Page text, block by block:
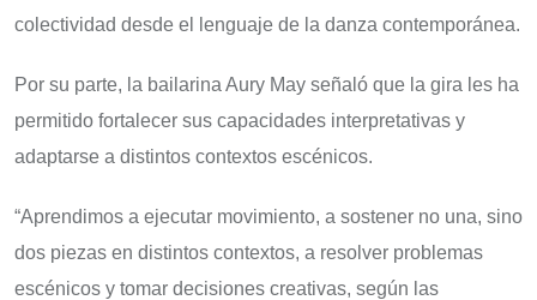
colectividad desde el lenguaje de la danza contemporánea.
Por su parte, la bailarina Aury May señaló que la gira les ha
permitido fortalecer sus capacidades interpretativas y
adaptarse a distintos contextos escénicos.
“Aprendimos a ejecutar movimiento, a sostener no una, sino
dos piezas en distintos contextos, a resolver problemas
escénicos y tomar decisiones creativas, según las